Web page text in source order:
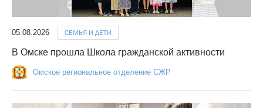
05.08.2026 СЕМЬЯ И ДЕТИ
В Омске прошла Школа гражданской активности
Омское региональное отделение СЖР